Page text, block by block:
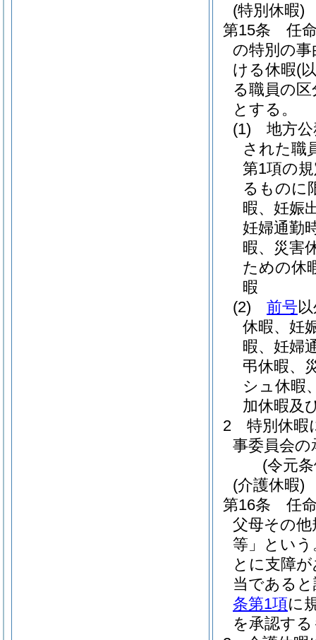
(特別休暇)
第15条
任
の特別の
ける休暇(
る職員の
とする。
(1)
地方
された職
第1項の
るものに
暇、妊娠
妊婦通勤
暇、災害
ための休
暇
(2)
前号
休暇、妊
暇、妊婦
弔休暇、
シュ休暇
加休暇及
2
特別休暇
事委員会
(令元
(介護休暇)
第16条
任
父母その
等」という
とに支障
当である
条第1項に
を承認す